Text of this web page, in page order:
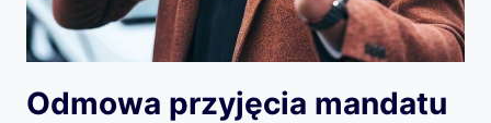
Odmowa przyjęcia mandatu